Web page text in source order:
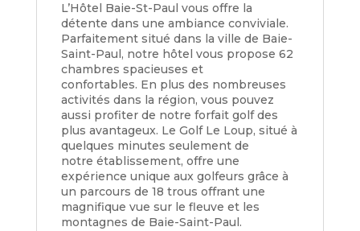
L’Hôtel Baie-St-Paul vous offre la
détente dans une ambiance conviviale.
Parfaitement situé dans la ville de Baie-
Saint-Paul, notre hôtel vous propose 62
chambres spacieuses et
confortables. En plus des nombreuses
activités dans la région, vous pouvez
aussi profiter de notre forfait golf des
plus avantageux. Le Golf Le Loup, situé à
quelques minutes seulement de
notre établissement, offre une
expérience unique aux golfeurs grâce à
un parcours de 18 trous offrant une
magnifique vue sur le fleuve et les
montagnes de Baie-Saint-Paul.